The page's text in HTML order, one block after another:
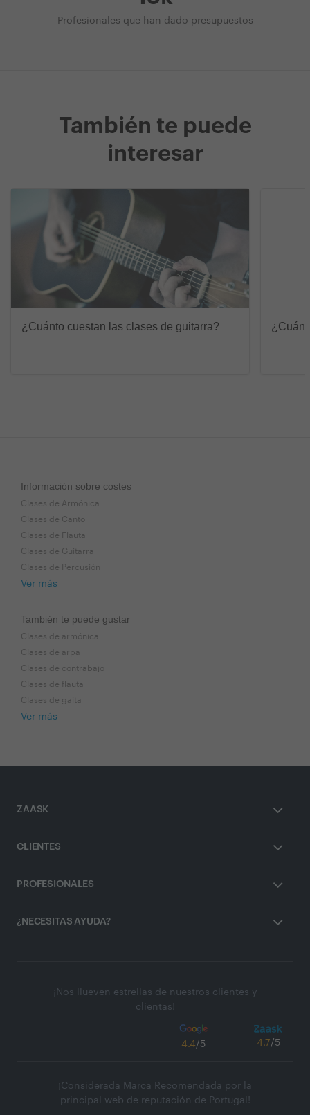
Profesionales que han dado presupuestos
También te puede
interesar
¿Cuánto cuestan las clases de guitarra?
Información sobre costes
Clases de Armónica
Clases de Canto
Clases de Flauta
Clases de Guitarra
Clases de Percusión
Ver más
También te puede gustar
Clases de armónica
Clases de arpa
Clases de contrabajo
Clases de flauta
Clases de gaita
Ver más
ZAASK
CLIENTES
PROFESIONALES
¿NECESITAS AYUDA?
¡Nos llueven estrellas de nuestros clientes y
clientas!
4.4/5 4.7/5
¡Considerada Marca Recomendada por la
principal web de reputación de Portugal!